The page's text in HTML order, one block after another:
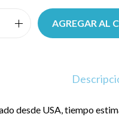
AGREGAR AL
desde USA, tiempo